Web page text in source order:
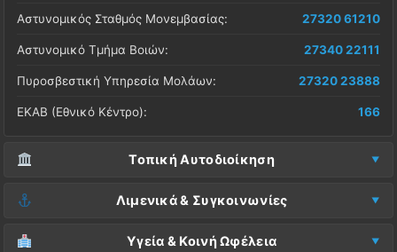
Αστυνομικός Σταθμός Μονεμβασίας: 27320 61210
Αστυνομικό Τμήμα Βοιών: 27340 22111
Πυροσβεστική Υπηρεσία Μολάων: 27320 23888
ΕΚΑΒ (Εθνικό Κέντρο): 166
Τοπική Αυτοδιοίκηση
Δήμος Μονεμβασίας (Έδρα):
Λιμενικά & Συγκοινωνίες
Λιμεναρχείο Μονεμβασίας:
Υγεία & Κοινή Ωφέλεια